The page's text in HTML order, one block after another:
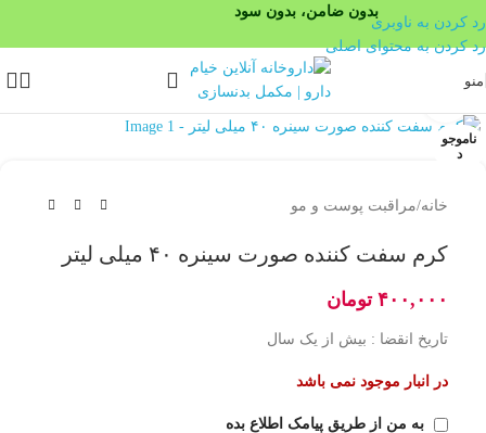
بدون ضامن، بدون سود
رد کردن به ناوبری
رد کردن به محتوای اصلی
منو
ناموجو
د
بزرگنمایی تصویر
خانه/مراقبت پوست و مو
کرم سفت کننده صورت سینره ۴۰ میلی لیتر
۴۰۰,۰۰۰ تومان
تاریخ انقضا : بیش از یک سال
در انبار موجود نمی باشد
به من از طریق پیامک اطلاع بده